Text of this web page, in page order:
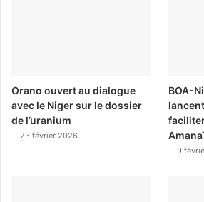
Orano ouvert au dialogue
avec le Niger sur le dossier
de l’uranium
23 février 2026
BOA-
9